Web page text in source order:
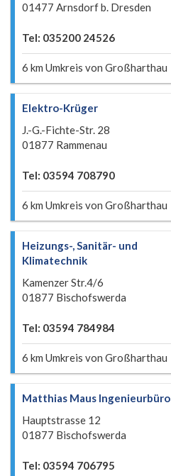
01477 Arnsdorf b. Dresden
Tel: 035200 24526
6 km Umkreis von Großharthau
Elektro-Krüger
J.-G.-Fichte-Str. 28
01877 Rammenau
Tel: 03594 708790
6 km Umkreis von Großharthau
Heizungs-, Sanitär- und
Klimatechnik
Kamenzer Str.4/6
01877 Bischofswerda
Tel: 03594 784984
6 km Umkreis von Großharthau
Matthias Maus Ingenieurbüro
Hauptstrasse 12
01877 Bischofswerda
Tel: 03594 706795